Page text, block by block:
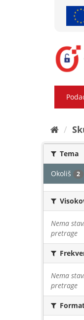
Tema
Okoliš 2
Nema
pretrage
Nema
pretrage